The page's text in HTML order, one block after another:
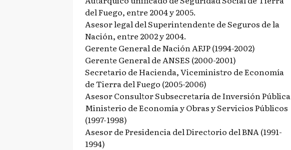
del Fuego, entre 2004 y 2005.
Asesor legal del Superintendente de Seguros de la
Nación, entre 2002 y 2004.
Gerente General de Nación AFJP (1994-2002)
Gerente General de ANSES (2000-2001)
Secretario de Hacienda, Viceministro de Economía
de Tierra del Fuego (2005-2006)
Asesor Consultor Subsecretaría de Inversión Pública
Ministerio de Economía y Obras y Servicios Públicos
(1997-1998)
Asesor de Presidencia del Directorio del BNA (1991-
1994)